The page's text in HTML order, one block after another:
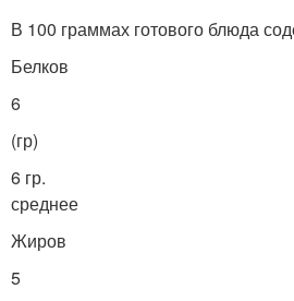
В 100 граммах готового блюда
Белков
6
(гр)
6 гр.
среднее
Жиров
5